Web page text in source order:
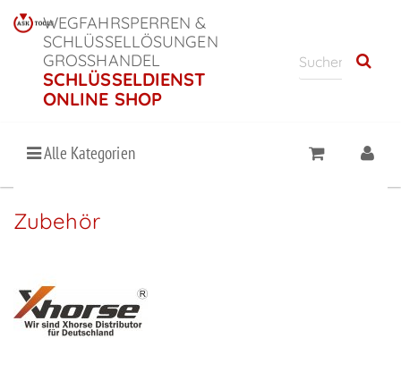
WEGFAHRSPERREN &
SCHLÜSSELLÖSUNGEN
GROSSHANDEL
SCHLÜSSELDIENST
ONLINE SHOP
Alle Kategorien
Zubehör